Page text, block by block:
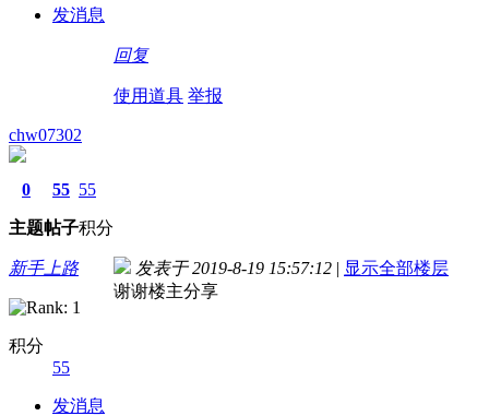
发消息
回复
使用道具 举报
chw07302
0
主题
55
帖子
55
积分
新手上路
积分
55
发消息
发表于 2019-8-19 15:57:12 | 显示全部楼层
谢谢楼主分享